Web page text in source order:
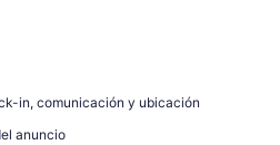
in, comunicación y ubicación
anuncio